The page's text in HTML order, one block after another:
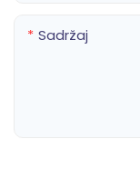
Sadržaj